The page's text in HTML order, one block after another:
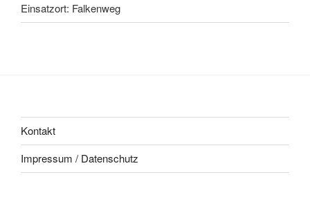
Einsatzort: Falkenweg
Kontakt
Impressum / Datenschutz